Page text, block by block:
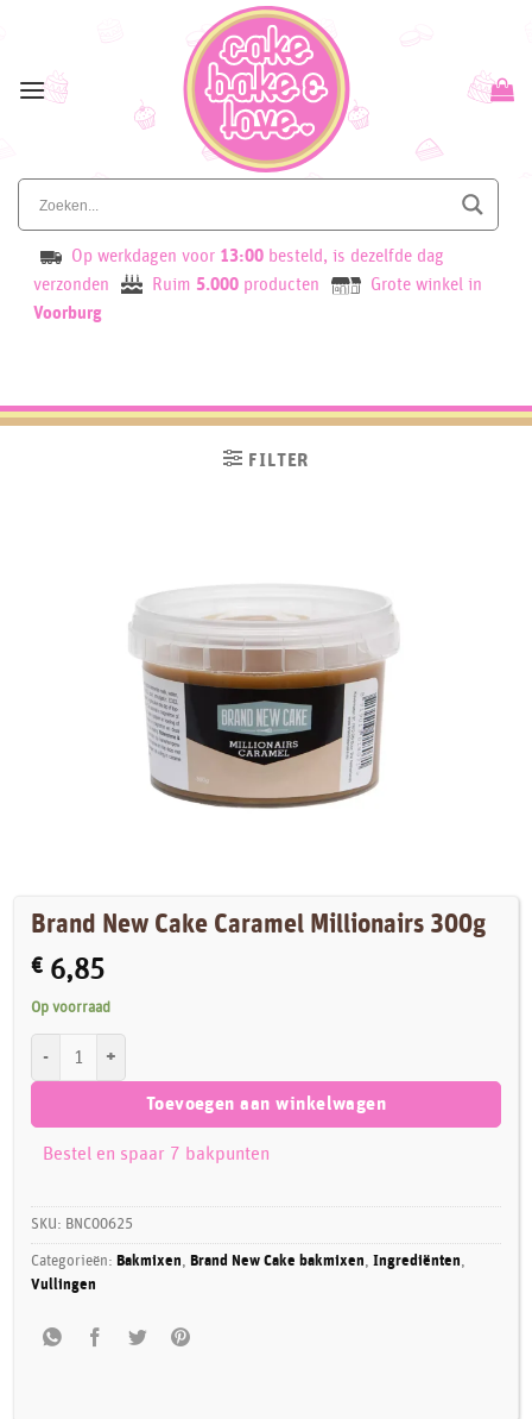
content
Op werkdagen voor 13:00 besteld, is dezelfde dag
verzonden
Ruim 5.000 producten
Grote winkel in
Voorburg
FILTER
Brand New Cake Caramel Millionairs 300g
€ 6,85
Op voorraad
Toevoegen aan winkelwagen
Bestel en spaar 7 bakpunten
SKU: BNC00625
Categorieën: Bakmixen, Brand New Cake bakmixen,Ingrediënten,
Vullingen